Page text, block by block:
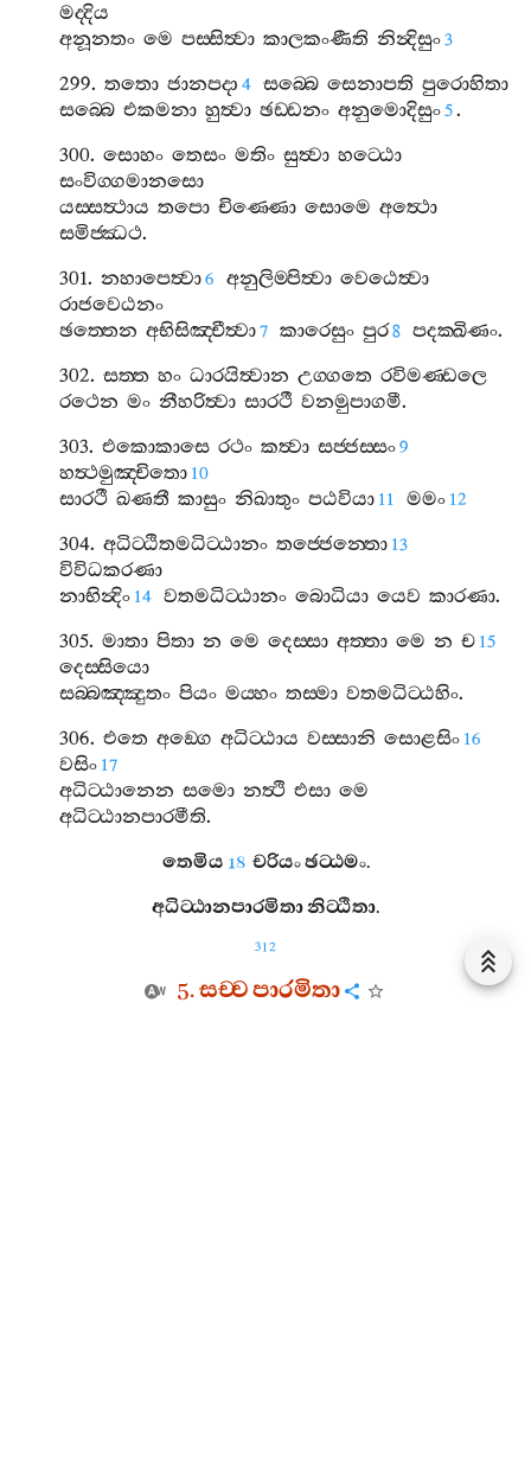
මද‍්දිය
අනූනතං මෙ පස‍්සිත්‍වා කාලකංණීති නින්‍දිසුං3
299.තතො ජානපදා 4 සබ‍්බෙ සෙනාපති පුරොහිතා
සබ‍්බෙ එකමනා හුත්‍වා ඡඩ‍්ඩනං අනුමොදිසුං5.
300.සොහං තෙසං මතිං සුත්‍වා හට‍්ඨො
සංවිග‍්ගමානසො
යස‍්සත්‍ථාය තපො චිණ‍්ණො සොමෙ අත්‍ථො
සමිජ‍්ඣථ.
301.නහාපෙත්‍වා6 අනුලිම‍්පිත්‍වා වෙඨෙත්‍වා
රාජවෙඨනං
ඡත‍්තෙන අභිසිඤ‍්චීත්‍වා7 කාරෙසුං පුර8 පදක‍්ඛිණං.
302.සත‍්ත හං ධාරයිත්‍වාන උග‍්ගතෙ රවිමණ‍්ඩලෙ
රථෙන මං නීහරිත්‍වා සාරථී වනමුපාගමී.
303.එකොකාසෙ රථං කත්‍වා සජ‍්ජස‍්සං9
හත්‍ථමුඤ‍්චිතො 10
සාරථී ඛණතී කාසුං නිඛාතුං පඨවියා 11 මමං 12
304.අධිට‍්ඨිතමධිට‍්ඨානං තජ‍්ජෙන‍්තො 13
විවිධකරණා
නාභින්‍දිං 14 වතමධිට‍්ඨානං බොධියා යෙව කාරණා.
305.මාතා පිතා න මෙ දෙස‍්සා අත‍්තා මෙ න ච 15
දෙස‍්සියො
සබ‍්බඤ‍්ඤුතං පියං මය‍්හං තස‍්මා වතමධිට‍්ඨහිං.
306.එතෙ අඞ‍්ගෙ අධිට‍්ඨාය වස‍්සානි සොළසිං 16
වසිං 17
අධිට‍්ඨානෙන සමො නත්‍ථි එසා මෙ
අධිට‍්ඨානපාරමීති.
තෙමිය 18 චරියංඡට‍්ඨමං.
අධිට‍්ඨානපාරමිතානිට‍්ඨිතා.
312
5.සච‍්චපාරමිතා